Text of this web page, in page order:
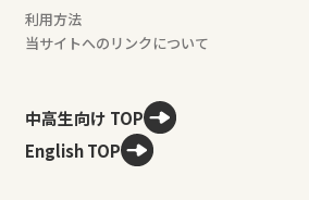
利用方法
当サイトへのリンクについて
中高生向け TOP
English TOP